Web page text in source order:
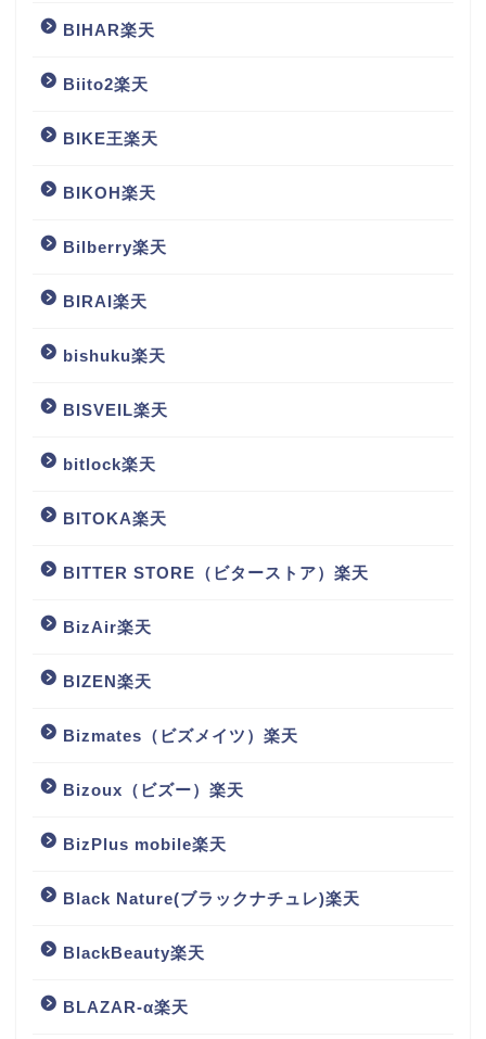
BIHAR楽天
Biito2楽天
BIKE王楽天
BIKOH楽天
Bilberry楽天
BIRAI楽天
bishuku楽天
BISVEIL楽天
bitlock楽天
BITOKA楽天
BITTER STORE（ビターストア）楽天
BizAir楽天
BIZEN楽天
Bizmates（ビズメイツ）楽天
Bizoux（ビズー）楽天
BizPlus mobile楽天
Black Nature(ブラックナチュレ)楽天
BlackBeauty楽天
BLAZAR-α楽天